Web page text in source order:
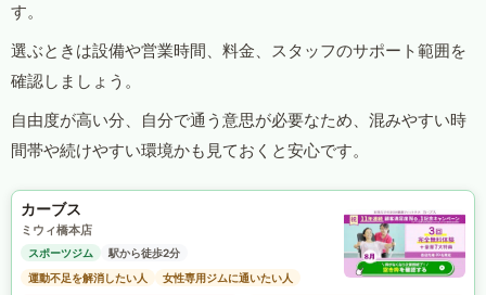
す。
選ぶときは設備や営業時間、料金、スタッフのサポート範囲を
確認しましょう。
自由度が高い分、自分で通う意思が必要なため、混みやすい時
間帯や続けやすい環境かも見ておくと安心です。
カーブス
ミウィ橋本店
スポーツジム
駅から徒歩2分
運動不足を解消したい人
女性専用ジムに通いたい人